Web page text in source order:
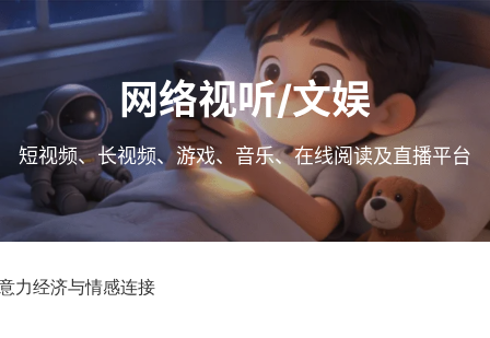
网络视听/文娱
短视频、长视频、游戏、音乐、在线阅读及直播平台
力经济与情感连接